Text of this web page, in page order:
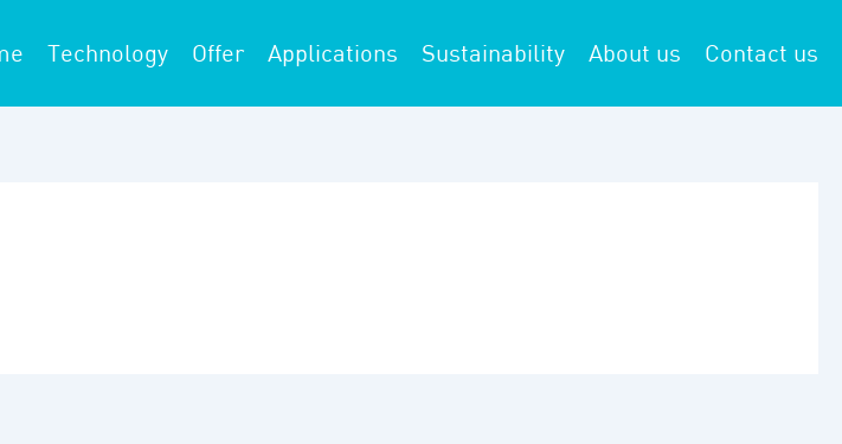
Technology Offer Applications Sustainability About us Contact us